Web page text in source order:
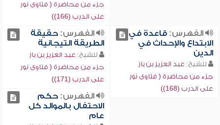
جزء من محاضرة ( فتاوى نور
على الدرب (166))
الفهرس:قاعدة في
الابتداع والإحداث في
الدين
للشيخ: عبد العزيز بن باز
جزء من محاضرة ( فتاوى نور
على الدرب (168))
الفهرس:حقيقة
الطريقة التيجانية
للشيخ: عبد العزيز بن باز
جزء من محاضرة ( فتاوى نور
على الدرب (171))
الفهرس:حكم
الاحتفال بالموالد كل
عام